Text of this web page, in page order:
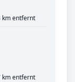
km entfernt
km entfernt